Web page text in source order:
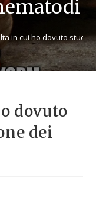
in cui ho dovuto
dovuto
dei